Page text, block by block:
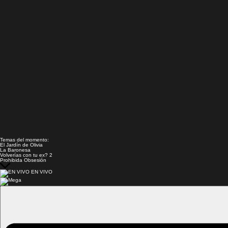
Temas del momento:
El Jardín de Olivia
La Baronesa
Volverías con tu ex? 2
Prohibida Obsesión
EN VIVO